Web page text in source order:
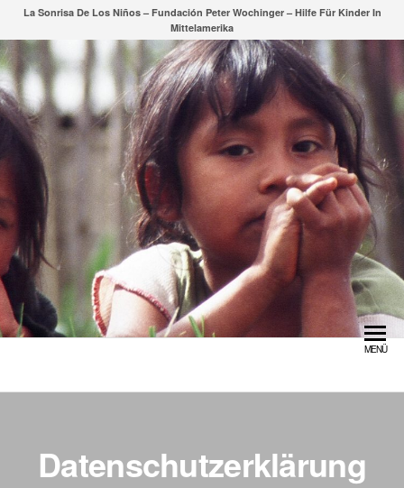
Zum
springen
La Sonrisa De Los Niños – Fundación Peter Wochinger – Hilfe Für Kinder In
Mittelamerika
MENÜ
Datenschutzerklärung